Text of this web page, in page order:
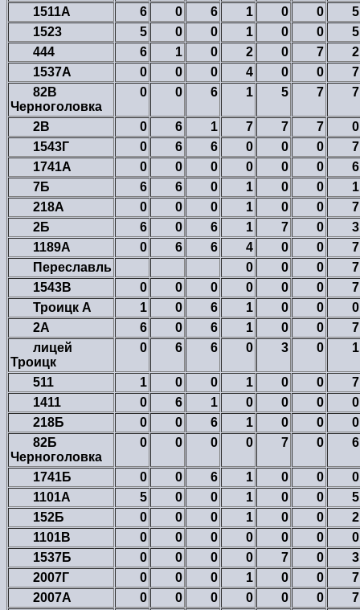
1511А
6 0 6 1 0 0
5
1523
5 0 0 1 0 0
5
444
6 1 0 2 0 7
2
1537А
0 0 0 4 0 0
7
82В
Черноголовка
0 0 6 1 5 7 7
2В 0 6 1 7 7 7
0
1543Г
0 6 6 0 0 0
7
1741А
0 0 0 0 0 0
6
7Б
6 6 0 1 0 0
1
218А
0 0 0 1 0 0
7
2Б
6 0 6 1 7 0
3
1189А
0 6 6 4 0 0
7
Переславль
0 0 0
7
1543В
0 0 0 0 0 0
7
Троицк А
1 0 6 1 0 0
0
2A
6 0 6 1 0 0
7
лицей
Троицк
0 6 6 0 3 0 1
511 1 0 0 1 0 0
7
1411
0 6 1 0 0 0
0
218Б
0 0 6 1 0 0
0
82Б
Черноголовка
0 0 0 0 7 0 6
1741Б 0 0 6 1 0 0
0
1101А
5 0 0 1 0 0
5
152Б
0 0 0 1 0 0
2
1101В
0 0 0 0 0 0
0
1537Б
0 0 0 0 7 0
3
2007Г
0 0 0 1 0 0
7
2007А
0 0 0 0 0 0
7